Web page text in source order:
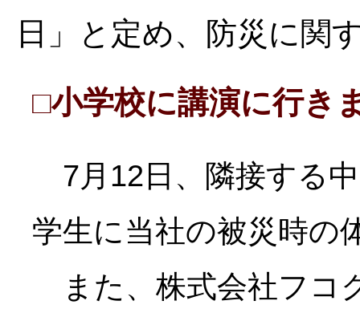
日」と定め、防災に関
□小学校に講演に行き
7月12日、隣接する
学生に当社の被災時の
また、株式会社フコ